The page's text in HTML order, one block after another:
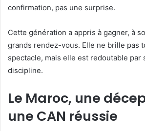
confirmation, pas une surprise.
Cette génération a appris à gagner, à
grands rendez-vous. Elle ne brille pas
spectacle, mais elle est redoutable par
discipline.
Le Maroc, une
une CAN réussie